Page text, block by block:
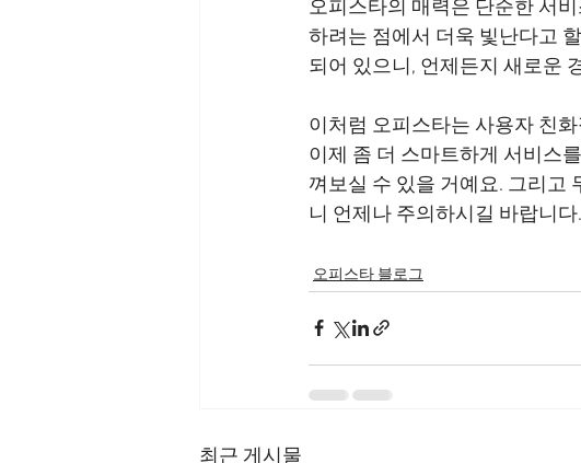
오피스타의 매력은 단순한 서
하려는 점에서 더욱 빛난다고
이처럼 오피스타는 사용자 친
이제 좀 더 스마트하게 서비스
껴보실 수 있을 거예요. 그리고
오피스타 블로그
최근 게시물